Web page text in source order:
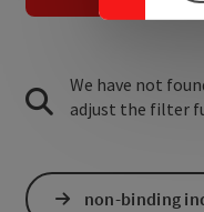
We have not
adjust the filter
non-binding